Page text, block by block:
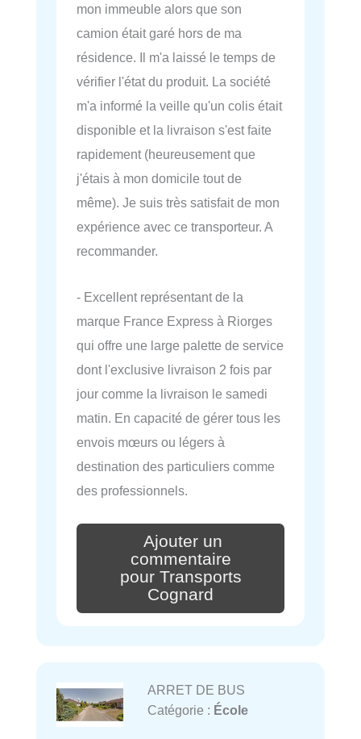
mon immeuble alors que son
camion était garé hors de ma
résidence. Il m'a laissé le temps de
vérifier l'état du produit. La société
m'a informé la veille qu'un colis était
disponible et la livraison s'est faite
rapidement (heureusement que
j'étais à mon domicile tout de
même). Je suis très satisfait de mon
expérience avec ce transporteur. A
recommander.
- Excellent représentant de la
marque France Express à Riorges
qui offre une large palette de service
dont l'exclusive livraison 2 fois par
jour comme la livraison le samedi
matin. En capacité de gérer tous les
envois mœurs ou légers à
destination des particuliers comme
des professionnels.
Ajouter un
commentaire
pour Transports
Cognard
ARRET DE BUS
Catégorie : École